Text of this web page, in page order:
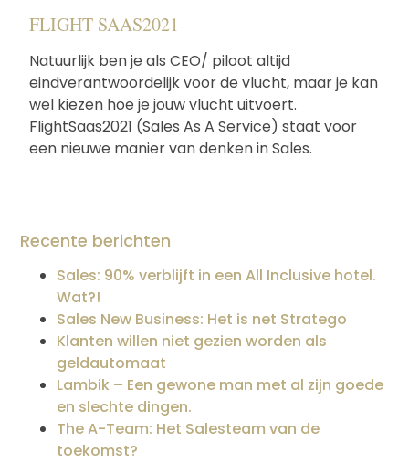
FLIGHT SAAS2021
Natuurlijk ben je als CEO/ piloot altijd
eindverantwoordelijk voor de vlucht, maar je kan
wel kiezen hoe je jouw vlucht uitvoert.
FlightSaas2021 (Sales As A Service) staat voor
een nieuwe manier van denken in Sales.
Recente berichten
Sales: 90% verblijft in een All Inclusive hotel.
Wat?!
Sales New Business: Het is net Stratego
Klanten willen niet gezien worden als
geldautomaat
Lambik – Een gewone man met al zijn goede
en slechte dingen.
The A-Team: Het Salesteam van de
toekomst?